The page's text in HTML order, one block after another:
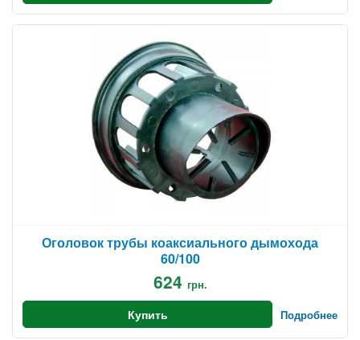
Оголовок трубы коаксиального дымохода
60/100
624 грн.
Купить Подробнее